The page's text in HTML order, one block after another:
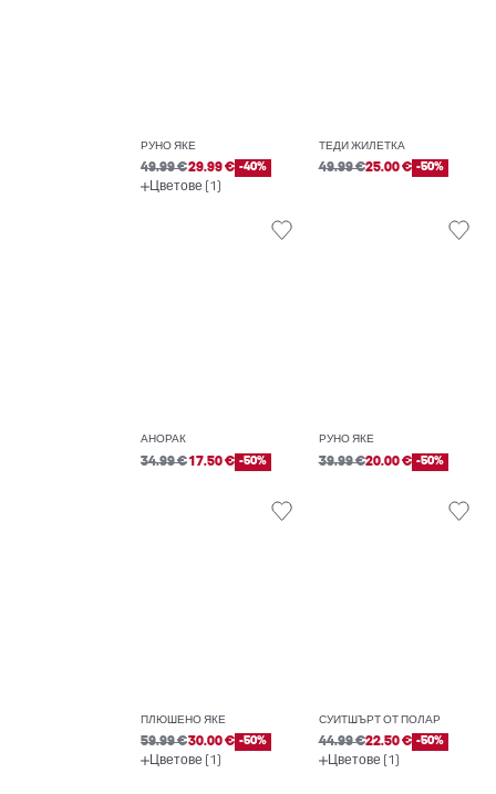
РУНО ЯКЕ
49.99 €29.99 € -40%
Цветове (1)
ТЕДИ ЖИЛЕТКА
49.99 €25.00 € -50%
АНОРАК
34.99 €17.50 € -50%
РУНО ЯКЕ
39.99 €20.00 € -50%
ПЛЮШЕНО ЯКЕ
59.99 €30.00 € -50%
Цветове (1)
СУИТШЪРТ ОТ ПОЛАР
44.99 €22.50 € -50%
Цветове (1)